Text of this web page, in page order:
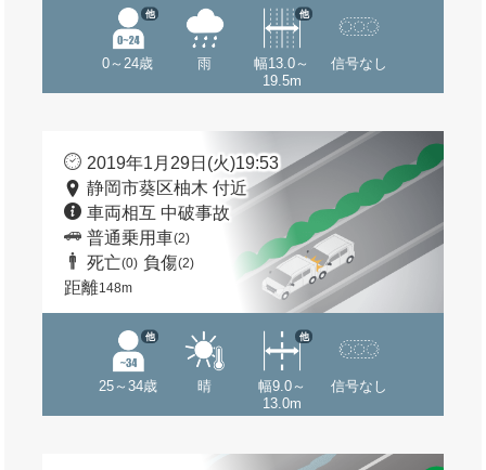
0～24歳
他
雨
幅13.0～
19.5m
他
信号なし
2019年1月29日(火)19:53
静岡市葵区柚木 付近
車両相互 中破事故
普通乗用車(2)
死亡(0) 負傷(2)
距離148m
25～34歳
他
晴
幅9.0～
13.0m
他
信号なし